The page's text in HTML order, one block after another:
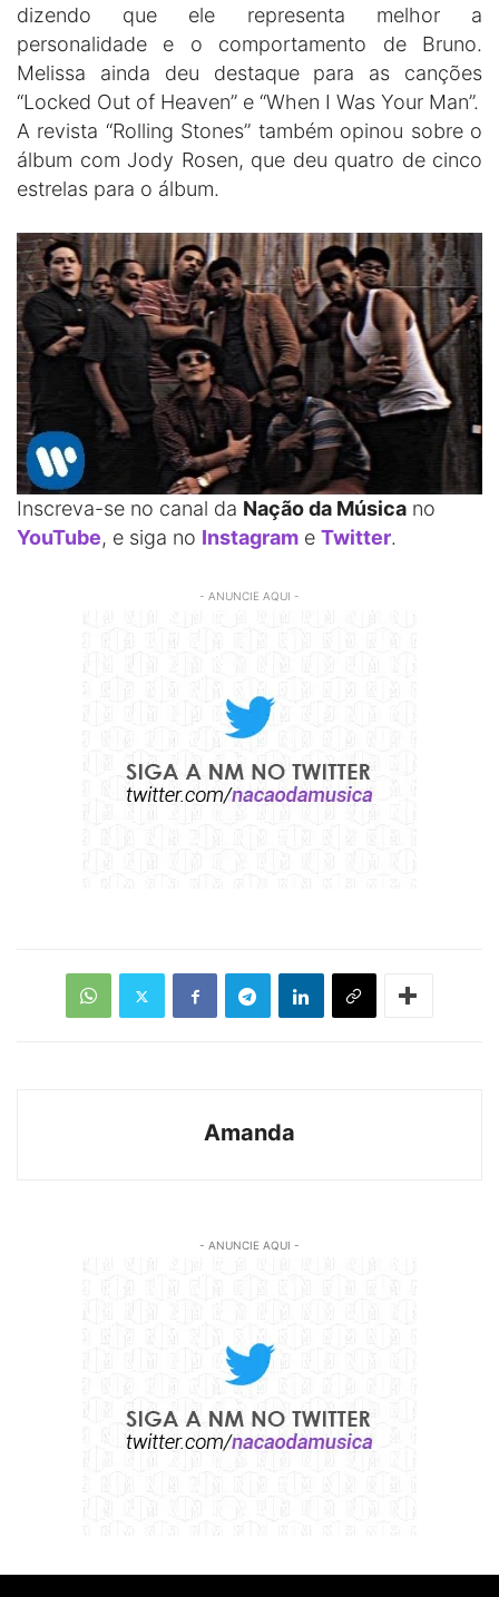
dizendo que ele representa melhor a
personalidade e o comportamento de Bruno.
Melissa ainda deu destaque para as canções
“Locked Out of Heaven” e “When I Was Your Man”.
A revista “Rolling Stones” também opinou sobre o
álbum com Jody Rosen, que deu quatro de cinco
estrelas para o álbum.
Inscreva-se no canal da Nação da Música no
YouTube, e siga no Instagram e Twitter.
- ANUNCIE AQUI -
Amanda
- ANUNCIE AQUI -